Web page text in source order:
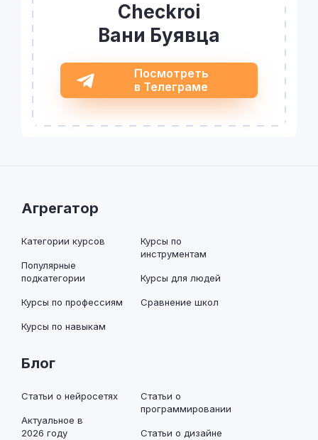
Checkroi
Вани Буявца
Посмотреть
в Телеграме
Агрегатор
Категории курсов
Популярные
подкатегории
Курсы по профессиям
Курсы по навыкам
Курсы по
инструментам
Курсы для людей
Сравнение школ
Блог
Статьи о нейросетях
Актуальное в
2026 году
Статьи о
программировании
Статьи о дизайне